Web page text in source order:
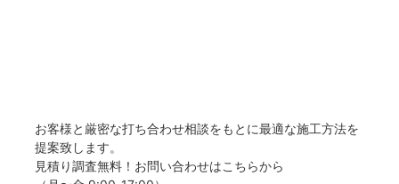
お客様と厳密な打ち合わせ相談をもとに最適な施工方法を
提案致します。
見積り調査無料！お問い合わせはこちらから